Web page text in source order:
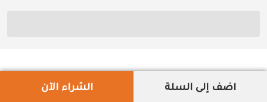
اضف إلى السلة الشراء الآن